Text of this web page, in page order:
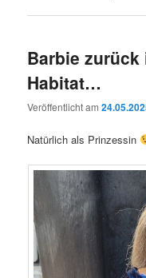
Barbie
Habitat…
Veröffentlicht am
Natürlich als Prinzessin